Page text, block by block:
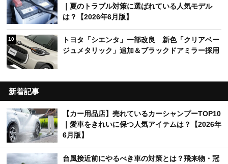
｜夏のトラブル対策に選ばれている人気モデル
は？【2026年6月版】
10
トヨタ「シエンタ」一部改良 新色「クリアベー
ジュメタリック」追加＆ブラックドアミラー採用
新着記事
【カー用品店】売れているカーシャンプーTOP10
｜愛車をきれいに保つ人気アイテムは？【2026年
6月版】
台風接近前にやるべき車の対策とは？飛来物・冠